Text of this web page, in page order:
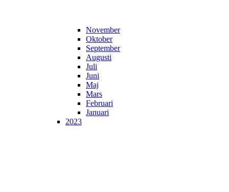
November
Oktober
September
Augusti
Juli
Juni
Maj
Mars
Februari
Januari
2023